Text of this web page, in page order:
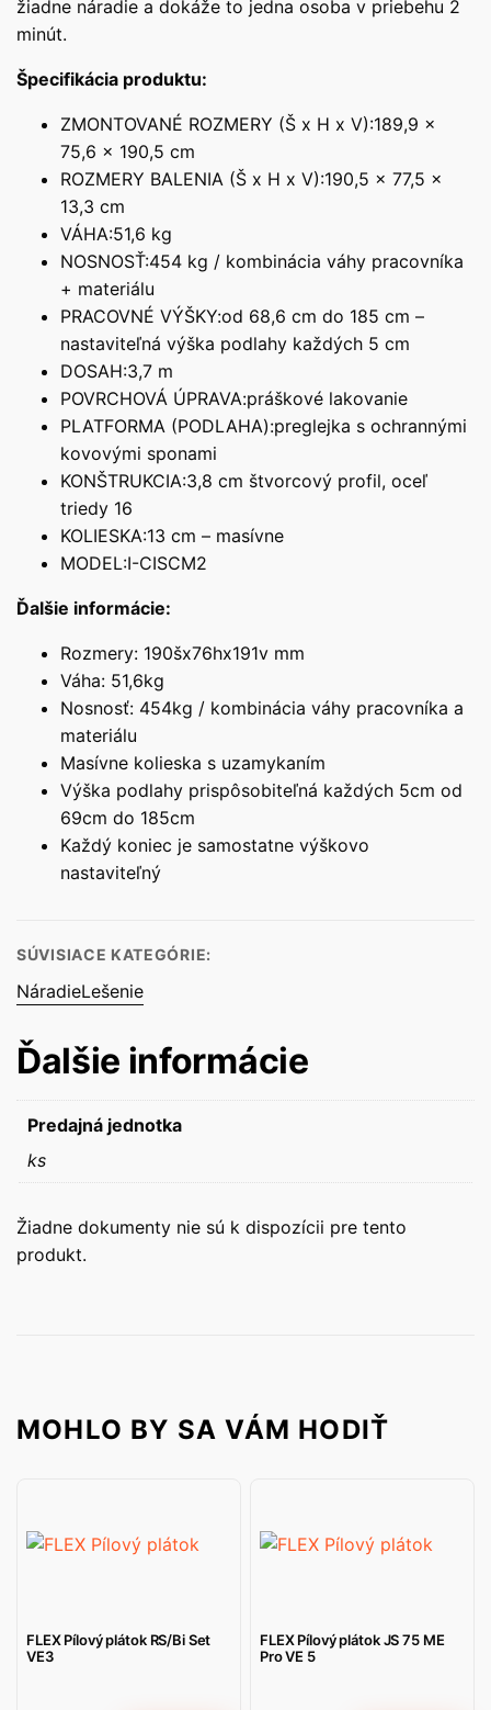
žiadne náradie a dokáže to jedna osoba v priebehu 2
minút.
Špecifikácia produktu:
ZMONTOVANÉ ROZMERY (Š x H x V):189,9 x
75,6 x 190,5 cm
ROZMERY BALENIA (Š x H x V):190,5 x 77,5 x
13,3 cm
VÁHA:51,6 kg
NOSNOSŤ:454 kg / kombinácia váhy pracovníka
+ materiálu
PRACOVNÉ VÝŠKY:od 68,6 cm do 185 cm –
nastaviteľná výška podlahy každých 5 cm
DOSAH:3,7 m
POVRCHOVÁ ÚPRAVA:práškové lakovanie
PLATFORMA (PODLAHA):preglejka s ochrannými
kovovými sponami
KONŠTRUKCIA:3,8 cm štvorcový profil, oceľ
triedy 16
KOLIESKA:13 cm – masívne
MODEL:I-CISCM2
Ďalšie informácie:
Rozmery: 190šx76hx191v mm
Váha: 51,6kg
Nosnosť: 454kg / kombinácia váhy pracovníka a
materiálu
Masívne kolieska s uzamykaním
Výška podlahy prispôsobiteľná každých 5cm od
69cm do 185cm
Každý koniec je samostatne výškovo
nastaviteľný
SÚVISIACE KATEGÓRIE:
NáradieLešenie
Ďalšie informácie
Predajná jednotka
ks
Žiadne dokumenty nie sú k dispozícii pre tento
produkt.
MOHLO BY SA VÁM HODIŤ
FLEX Pílový plátok RS/Bi Set
VE3
FLEX Pílový plátok JS 75 ME
Pro VE 5